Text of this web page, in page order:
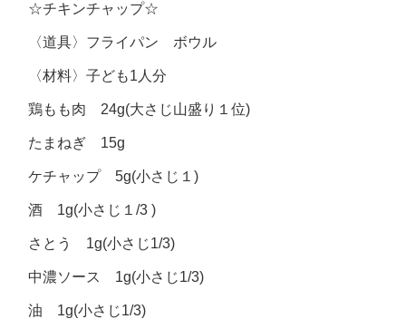
☆チキンチャップ☆
〈道具〉フライパン ボウル
〈材料〉子ども1人分
鶏もも肉 24g(大さじ山盛り１位)
たまねぎ 15g
ケチャップ 5g(小さじ１)
酒 1g(小さじ１/3 )
さとう 1g(小さじ1/3)
中濃ソース 1g(小さじ1/3)
油 1g(小さじ1/3)